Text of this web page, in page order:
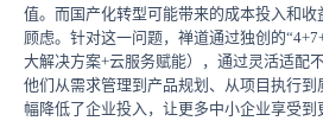
值。而国产化转型可能带来的成本投入和
顾虑。针对这一问题，禅道通过独创的
大解决方案+云服务赋能），通过灵活适配
他们从需求管理到产品规划、从项目执行
幅降低了企业投入，让更多中小企业享受到